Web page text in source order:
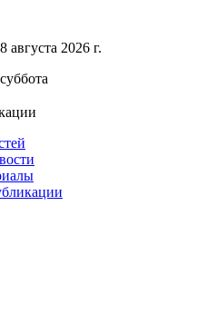
8 августа 2026 г.
суббота